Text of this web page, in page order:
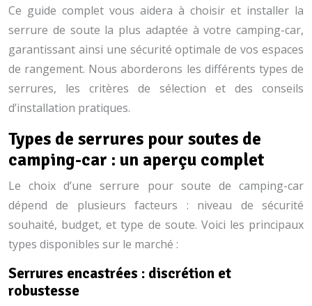
Ce guide complet vous aidera à choisir et installer la
serrure de soute la plus adaptée à votre camping-car,
garantissant ainsi une sécurité optimale de vos espaces
de rangement. Nous aborderons les différents types de
serrures, les critères de sélection et des conseils
d’installation pratiques.
Types de serrures pour soutes de
camping-car : un aperçu complet
Le choix d’une serrure pour soute de camping-car
dépend de plusieurs facteurs : niveau de sécurité
souhaité, budget, et type de soute. Voici les principaux
types disponibles sur le marché :
Serrures encastrées : discrétion et
robustesse